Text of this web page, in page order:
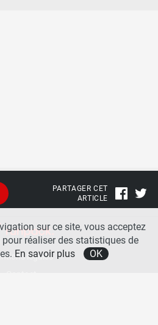
PARTAGER CET
ARTICLE
légales
sur ce site, vous acceptez
réaliser des statistiques de
En savoir plus OK